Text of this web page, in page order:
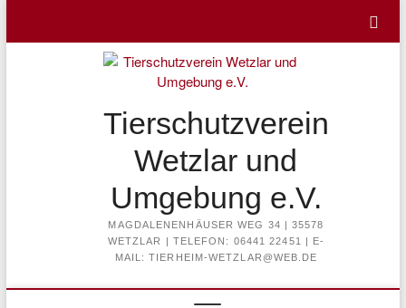
content
Tierschutzverein
Wetzlar und
Umgebung e.V.
MAGDALENENHÄUSER WEG 34 | 35578
WETZLAR | TELEFON: 06441 22451 | E-
MAIL: TIERHEIM-WETZLAR@WEB.DE